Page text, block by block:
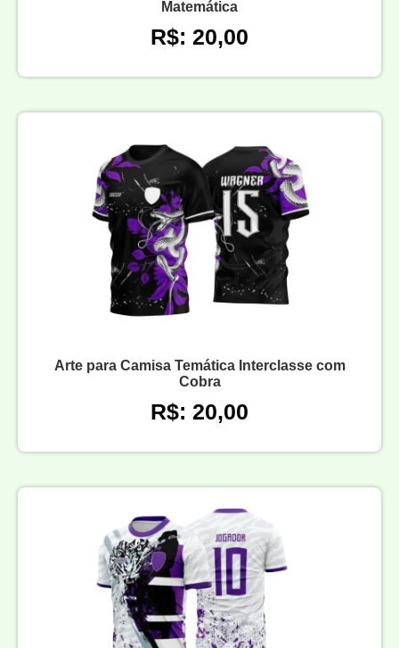
Matemática
R$: 20,00
Arte para Camisa Temática Interclasse com
Cobra
R$: 20,00